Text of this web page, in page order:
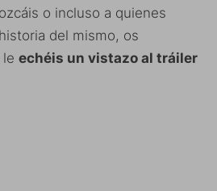
o incluso a quienes
del mismo, os
echéis un vistazo al tráiler